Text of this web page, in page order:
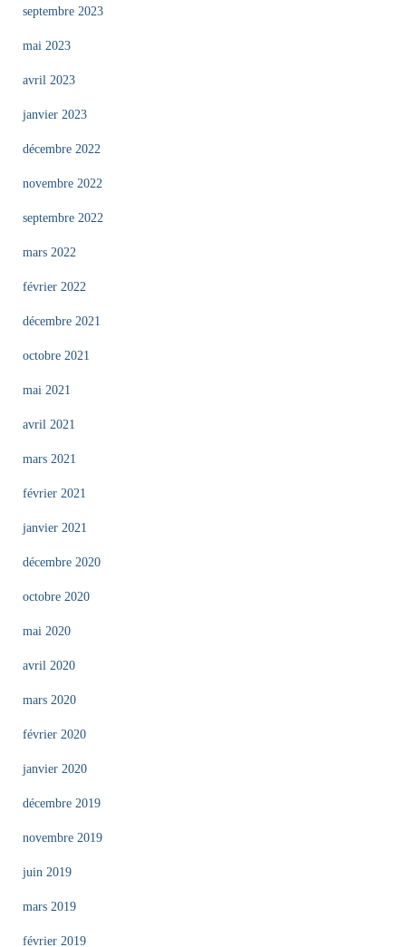
septembre 2023
mai 2023
avril 2023
janvier 2023
décembre 2022
novembre 2022
septembre 2022
mars 2022
février 2022
décembre 2021
octobre 2021
mai 2021
avril 2021
mars 2021
février 2021
janvier 2021
décembre 2020
octobre 2020
mai 2020
avril 2020
mars 2020
février 2020
janvier 2020
décembre 2019
novembre 2019
juin 2019
mars 2019
février 2019